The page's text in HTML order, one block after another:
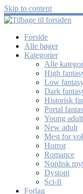
Skip to content
Forside
Alle bøger
Kategorier
Alle
High
Low
Dark
Historisk
Portal
Young adult
New adult
Mest for
Horror
Romance
Nordisk
Dystopi
Sci-fi
Forlag